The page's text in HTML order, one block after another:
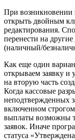
При возникновении
открыть двойным
редактирования.
перенести на
(наличный/
Как еще один
открываем заявку
на вторую часть
Когда кассовые
неподтвержденных
включенном
выплаты возможны
заявок. Иначе
статуса